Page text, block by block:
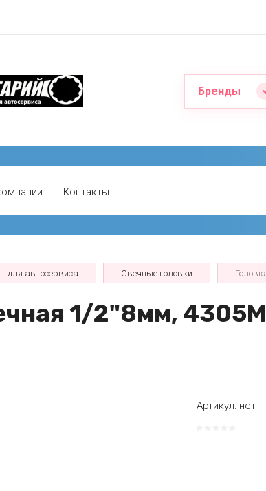
Бренды
Контакты
для автосервиса Свечные головки
1/2"8мм,
Артикул: нет